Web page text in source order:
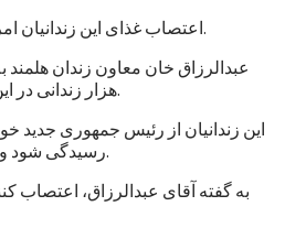
اعتصاب غذای این زندانیان امروز وارد چهارمین روزش شد.
عبدالرزاق خان معاون زندان
هزار زندانی در این زندان اعتصاب غذایی کردند.
این زندانیان از رئیس جمهوری جدید
رسیدگی شود و در مجازات شان تخفیف بیاید.
به گفته آقای عبدالرزاق، اعتصاب